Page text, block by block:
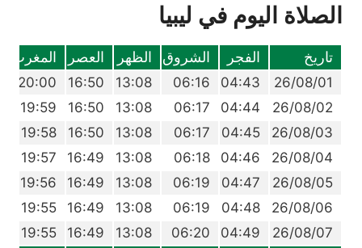
الصلاة اليوم في ليبيا
تاريخ الفجر الشروق الظهر العصر المغرب
26/08/01
04:43
06:16
13:08
16:50
20:00
26/08/02
04:44
06:17
13:08
16:50
19:59
26/08/03
04:45
06:17
13:08
16:50
19:58
26/08/04
04:46
06:18
13:08
16:49
19:57
26/08/05
04:47
06:19
13:08
16:49
19:56
26/08/06
04:48
06:19
13:08
16:49
19:55
26/08/07
04:49
06:20
13:08
16:49
19:55